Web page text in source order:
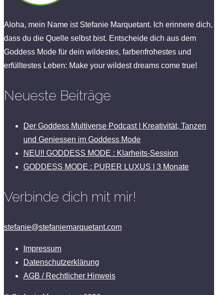
Aloha, mein Name ist Stefanie Marquetant. Ich erinnere dich,
dass du die Quelle selbst bist. Entscheide dich aus dem
Goddess Mode für dein wildestes, farbenfrohestes und
erfülltestes Leben: Make your wildest dreams come true!
Neueste Beiträge
Der Goddess Multiverse Podcast | Kreativität, Tanzen
und Geniessen im Goddess Mode
NEU!! GODDESS MODE : Klarheits-Session
GODDESS MODE : PURER LUXUS | 3 Monate
Verbinde dich mit mir!
stefanie@stefaniemarquetant.com
Impressum
Datenschutzerklärung
AGB / Rechtlicher Hinweis